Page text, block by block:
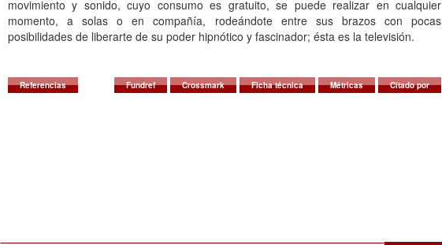
movimiento y sonido, cuyo consumo es gratuito, se puede realizar en cualquier
momento, a solas o en compañía, rodeándote entre sus brazos con pocas
posibilidades de liberarte de su poder hipnótico y fascinador; ésta es la televisión.
Referencias Fundref Crossmark Ficha técnica Métricas Citado por